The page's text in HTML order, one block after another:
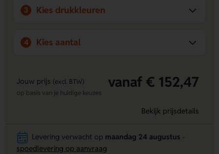
3 Kies drukkleuren
4 Kies aantal
Jouw prijs (excl. BTW) vanaf € 152,47
op basis van je huidige keuzes
Bekijk prijsdetails
Levering verwacht op maandag 24 augustus
spoedlevering op aanvraag